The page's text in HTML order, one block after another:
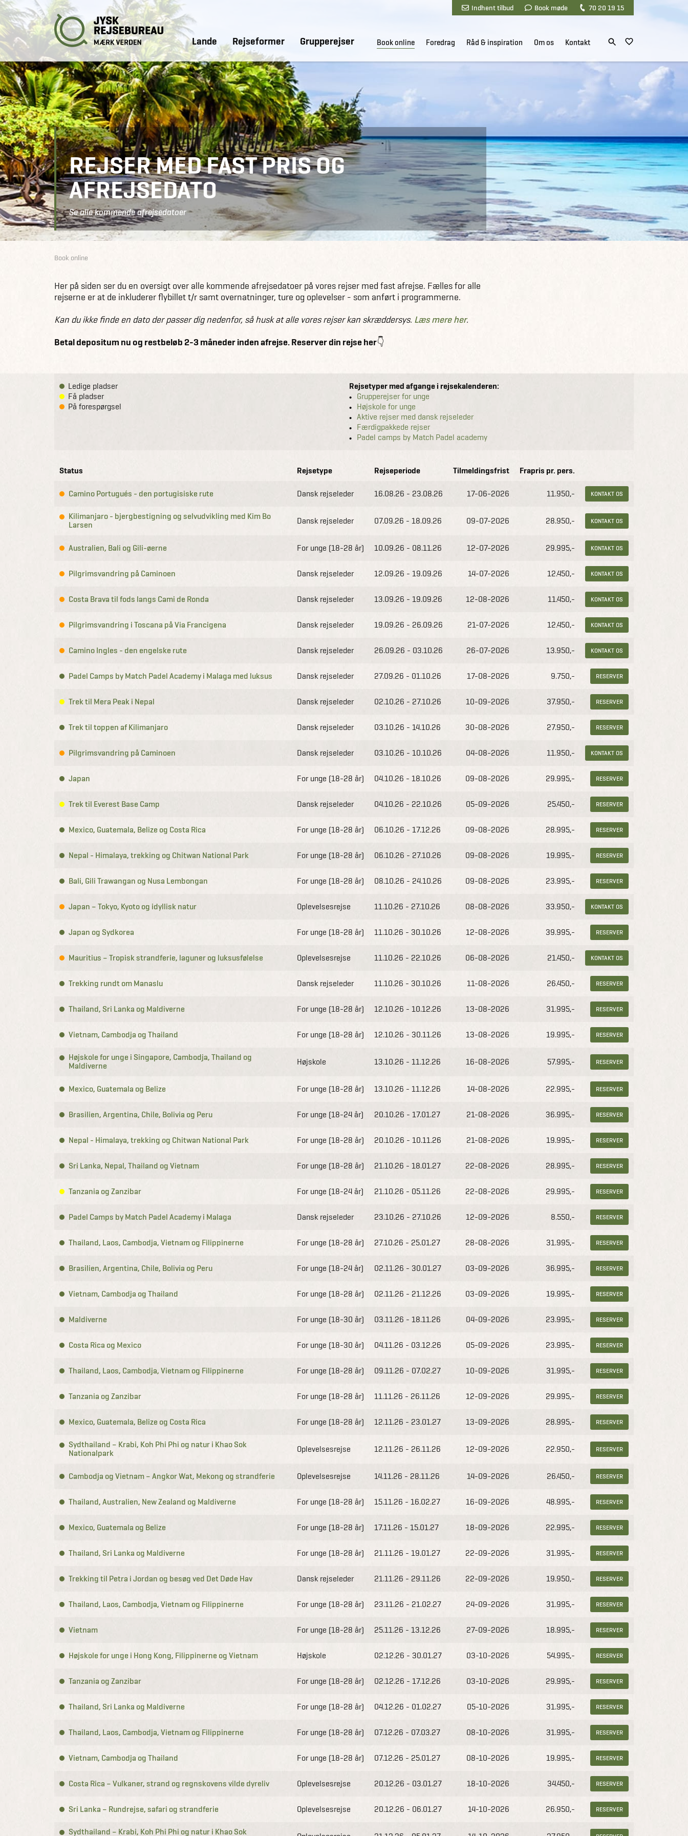
Indhent tilbud Book møde 70 20 19 15
Lande Rejseformer Grupperejser Book online Foredrag Råd & inspiration Om os Kontakt
REJSER MED FAST PRIS OG
AFREJSEDATO
Se alle kommende afrejsedatoer
Book online
Her på siden ser du en oversigt over alle kommende afrejsedatoer på vores rejser med fast afrejse. Fælles for alle
rejserne er at de inkluderer flybillet t/r samt overnatninger, ture og oplevelser - som anført i programmerne.
Kan du ikke finde en dato der passer dig nedenfor, så husk at alle vores rejser kan skræddersys. Læs mere her.
Betal depositum nu og restbeløb 2-3 måneder inden afrejse. Reserver din rejse her👇
Ledige pladser
Få pladser
På forespørgsel
Rejsetyper med afgange i rejsekalenderen:
Grupperejser for unge
Højskole for unge
Aktive rejser med dansk rejseleder
Færdigpakkede rejser
Padel camps by Match Padel academy
Status Rejsetype Rejseperiode Tilmeldingsfrist Frapris pr. pers.
Camino Portugués - den portugisiske rute Dansk rejseleder 16.08.26 - 23.08.26 17-06-2026 11.950,- KONTAKT OS
Kilimanjaro - bjergbestigning og selvudvikling med Kim Bo
Larsen
Dansk rejseleder 07.09.26 - 18.09.26 09-07-2026 28.950,- KONTAKT OS
Australien, Bali og Gili-øerne For unge (18-28 år) 10.09.26 - 08.11.26 12-07-2026 29.995,- KONTAKT OS
Pilgrimsvandring på Caminoen Dansk rejseleder 12.09.26 - 19.09.26 14-07-2026 12.450,- KONTAKT OS
Costa Brava til fods langs Cami de Ronda Dansk rejseleder 13.09.26 - 19.09.26 12-08-2026 11.450,- KONTAKT OS
Pilgrimsvandring i Toscana på Via Francigena Dansk rejseleder 19.09.26 - 26.09.26 21-07-2026 12.450,- KONTAKT OS
Camino Ingles - den engelske rute Dansk rejseleder 26.09.26 - 03.10.26 26-07-2026 13.950,- KONTAKT OS
Padel Camps by Match Padel Academy i Malaga med luksus Dansk rejseleder 27.09.26 - 01.10.26 17-08-2026 9.750,- RESERVER
Trek til Mera Peak i Nepal Dansk rejseleder 02.10.26 - 27.10.26 10-09-2026 37.950,- RESERVER
Trek til toppen af Kilimanjaro Dansk rejseleder 03.10.26 - 14.10.26 30-08-2026 27.950,- RESERVER
Pilgrimsvandring på Caminoen Dansk rejseleder 03.10.26 - 10.10.26 04-08-2026 11.950,- KONTAKT OS
Japan For unge (18-28 år) 04.10.26 - 18.10.26 09-08-2026 29.995,- RESERVER
Trek til Everest Base Camp Dansk rejseleder 04.10.26 - 22.10.26 05-09-2026 25.450,- RESERVER
Mexico, Guatemala, Belize og Costa Rica For unge (18-28 år) 06.10.26 - 17.12.26 09-08-2026 28.995,- RESERVER
Nepal - Himalaya, trekking og Chitwan National Park For unge (18-28 år) 06.10.26 - 27.10.26 09-08-2026 19.995,- RESERVER
Bali, Gili Trawangan og Nusa Lembongan For unge (18-28 år) 08.10.26 - 24.10.26 09-08-2026 23.995,- RESERVER
Japan – Tokyo, Kyoto og idyllisk natur Oplevelsesrejse 11.10.26 - 27.10.26 08-08-2026 33.950,- KONTAKT OS
Japan og Sydkorea For unge (18-28 år) 11.10.26 - 30.10.26 12-08-2026 39.995,- RESERVER
Mauritius – Tropisk strandferie, laguner og luksusfølelse Oplevelsesrejse 11.10.26 - 22.10.26 06-08-2026 21.450,- KONTAKT OS
Trekking rundt om Manaslu Dansk rejseleder 11.10.26 - 30.10.26 11-08-2026 26.450,- RESERVER
Thailand, Sri Lanka og Maldiverne For unge (18-28 år) 12.10.26 - 10.12.26 13-08-2026 31.995,- RESERVER
Vietnam, Cambodja og Thailand For unge (18-28 år) 12.10.26 - 30.11.26 13-08-2026 19.995,- RESERVER
Højskole for unge i Singapore, Cambodja, Thailand og
Maldiverne
Højskole 13.10.26 - 11.12.26 16-08-2026 57.995,- RESERVER
Mexico, Guatemala og Belize For unge (18-28 år) 13.10.26 - 11.12.26 14-08-2026 22.995,- RESERVER
Brasilien, Argentina, Chile, Bolivia og Peru For unge (18-24 år) 20.10.26 - 17.01.27 21-08-2026 36.995,- RESERVER
Nepal - Himalaya, trekking og Chitwan National Park For unge (18-28 år) 20.10.26 - 10.11.26 21-08-2026 19.995,- RESERVER
Sri Lanka, Nepal, Thailand og Vietnam For unge (18-28 år) 21.10.26 - 18.01.27 22-08-2026 28.995,- RESERVER
Tanzania og Zanzibar For unge (18-24 år) 21.10.26 - 05.11.26 22-08-2026 29.995,- RESERVER
Padel Camps by Match Padel Academy i Malaga Dansk rejseleder 23.10.26 - 27.10.26 12-09-2026 8.550,- RESERVER
Thailand, Laos, Cambodja, Vietnam og Filippinerne For unge (18-28 år) 27.10.26 - 25.01.27 28-08-2026 31.995,- RESERVER
Brasilien, Argentina, Chile, Bolivia og Peru For unge (18-24 år) 02.11.26 - 30.01.27 03-09-2026 36.995,- RESERVER
Vietnam, Cambodja og Thailand For unge (18-28 år) 02.11.26 - 21.12.26 03-09-2026 19.995,- RESERVER
Maldiverne For unge (18-30 år) 03.11.26 - 18.11.26 04-09-2026 23.995,- RESERVER
Costa Rica og Mexico For unge (18-30 år) 04.11.26 - 03.12.26 05-09-2026 23.995,- RESERVER
Thailand, Laos, Cambodja, Vietnam og Filippinerne For unge (18-28 år) 09.11.26 - 07.02.27 10-09-2026 31.995,- RESERVER
Tanzania og Zanzibar For unge (18-28 år) 11.11.26 - 26.11.26 12-09-2026 29.995,- RESERVER
Mexico, Guatemala, Belize og Costa Rica For unge (18-28 år) 12.11.26 - 23.01.27 13-09-2026 28.995,- RESERVER
Sydthailand – Krabi, Koh Phi Phi og natur i Khao Sok
Nationalpark
Oplevelsesrejse 12.11.26 - 26.11.26 12-09-2026 22.950,- RESERVER
Cambodja og Vietnam – Angkor Wat, Mekong og strandferie Oplevelsesrejse 14.11.26 - 28.11.26 14-09-2026 26.450,- RESERVER
Thailand, Australien, New Zealand og Maldiverne For unge (18-28 år) 15.11.26 - 16.02.27 16-09-2026 48.995,- RESERVER
Mexico, Guatemala og Belize For unge (18-28 år) 17.11.26 - 15.01.27 18-09-2026 22.995,- RESERVER
Thailand, Sri Lanka og Maldiverne For unge (18-28 år) 21.11.26 - 19.01.27 22-09-2026 31.995,- RESERVER
Trekking til Petra i Jordan og besøg ved Det Døde Hav Dansk rejseleder 21.11.26 - 29.11.26 22-09-2026 19.950,- RESERVER
Thailand, Laos, Cambodja, Vietnam og Filippinerne For unge (18-28 år) 23.11.26 - 21.02.27 24-09-2026 31.995,- RESERVER
Vietnam For unge (18-28 år) 25.11.26 - 13.12.26 27-09-2026 18.995,- RESERVER
Højskole for unge i Hong Kong, Filippinerne og Vietnam Højskole 02.12.26 - 30.01.27 03-10-2026 54.995,- RESERVER
Tanzania og Zanzibar For unge (18-28 år) 02.12.26 - 17.12.26 03-10-2026 29.995,- RESERVER
Thailand, Sri Lanka og Maldiverne For unge (18-28 år) 04.12.26 - 01.02.27 05-10-2026 31.995,- RESERVER
Thailand, Laos, Cambodja, Vietnam og Filippinerne For unge (18-28 år) 07.12.26 - 07.03.27 08-10-2026 31.995,- RESERVER
Vietnam, Cambodja og Thailand For unge (18-28 år) 07.12.26 - 25.01.27 08-10-2026 19.995,- RESERVER
Costa Rica – Vulkaner, strand og regnskovens vilde dyreliv Oplevelsesrejse 20.12.26 - 03.01.27 18-10-2026 34.450,- RESERVER
Sri Lanka – Rundrejse, safari og strandferie Oplevelsesrejse 20.12.26 - 06.01.27 14-10-2026 26.950,- RESERVER
Sydthailand – Krabi, Koh Phi Phi og natur i Khao Sok